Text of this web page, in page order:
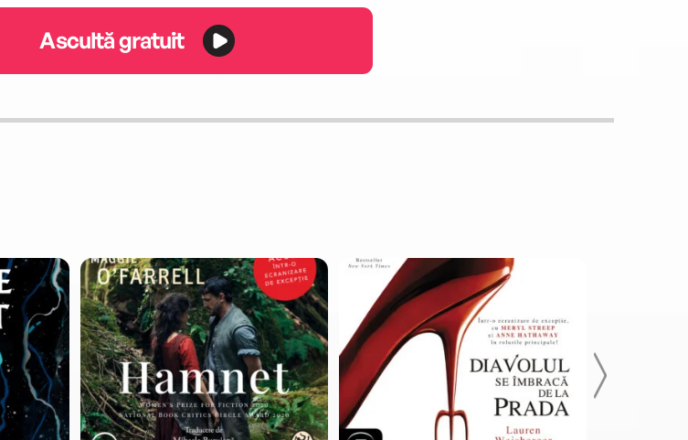
Ascultă gratuit